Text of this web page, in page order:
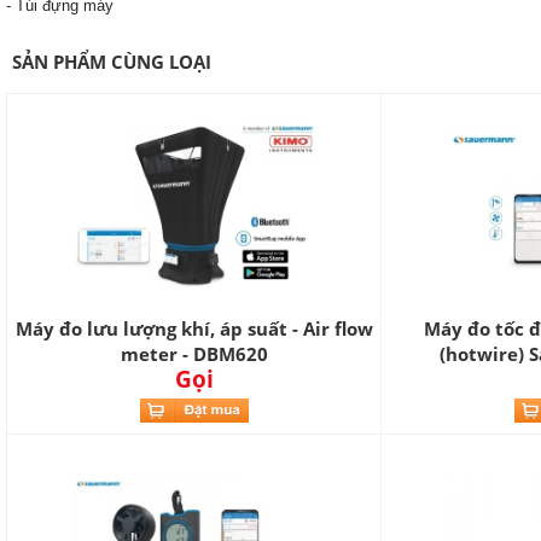
- Túi đựng máy
SẢN PHẨM CÙNG LOẠI
Máy đo lưu lượng khí, áp suất - Air flow
meter - DBM620
Gọi
Máy đo tốc
(hotwire)